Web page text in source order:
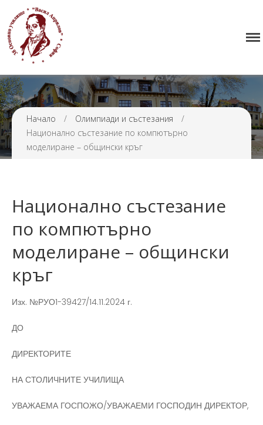
Училището
Нормативна уредба
Прием
Начало / Олимпиади и състезания
/
Национално състезание по компютърно
моделиране – общински кръг
Национално състезание
по компютърно
моделиране – общински
кръг
Изх. №РУО1-39427/14.11.2024 г.
ДО
ДИРЕКТОРИТЕ
НА СТОЛИЧНИТЕ УЧИЛИЩА
УВАЖАЕМА ГОСПОЖО/УВАЖАЕМИ ГОСПОДИН ДИРЕКТОР,